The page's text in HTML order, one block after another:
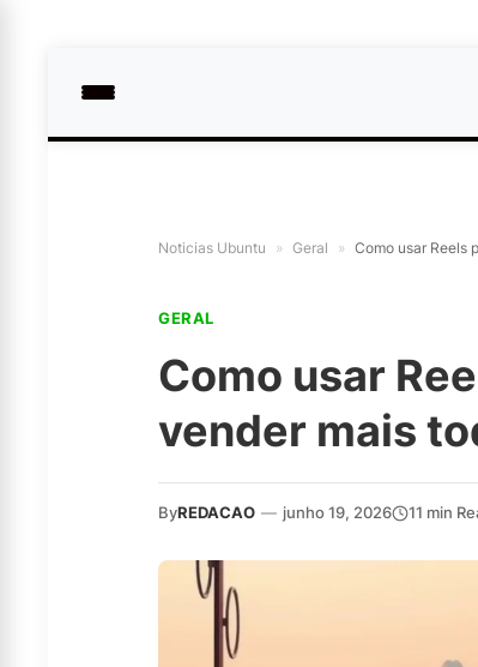
Noticias Ubuntu » Geral » Como usar Reels
GERAL
Como usar
vender mais
ByREDACAO — junho 19, 2026 11 min